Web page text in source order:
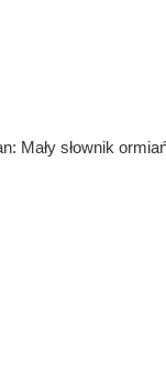
Mały słownik